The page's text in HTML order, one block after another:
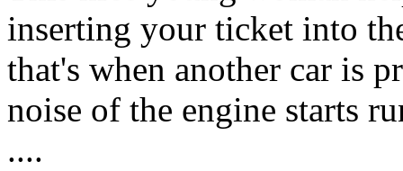
inserting your ticket into
that's when another car is
noise of the engine starts
....